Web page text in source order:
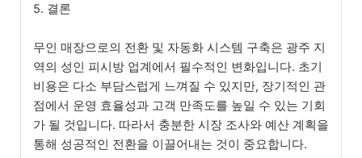
5. 결론
무인 매장으로의 전환 및 자동화 시스템 구축은 광주 지
역의 성인 피시방 업계에서 필수적인 변화입니다. 초기
비용은 다소 부담스럽게 느껴질 수 있지만, 장기적인 관
점에서 운영 효율성과 고객 만족도를 높일 수 있는 기회
가 될 것입니다. 따라서 충분한 시장 조사와 예산 계획을
통해 성공적인 전환을 이끌어내는 것이 중요합니다.